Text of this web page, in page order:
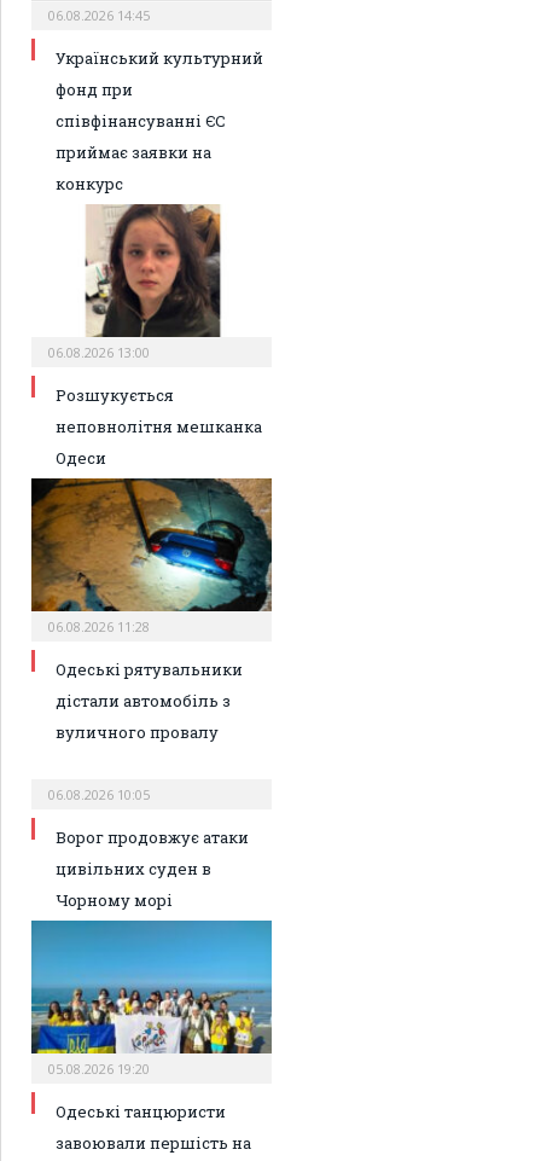
06.08.2026 14:45
Український культурний
фонд при
співфінансуванні ЄС
приймає заявки на
конкурс
06.08.2026 13:00
Розшукується
неповнолітня мешканка
Одеси
06.08.2026 11:28
Одеські рятувальники
дістали автомобіль з
вуличного провалу
06.08.2026 10:05
Ворог продовжує атаки
цивільних суден в
Чорному морі
05.08.2026 19:20
Одеські танцюристи
завоювали першість на